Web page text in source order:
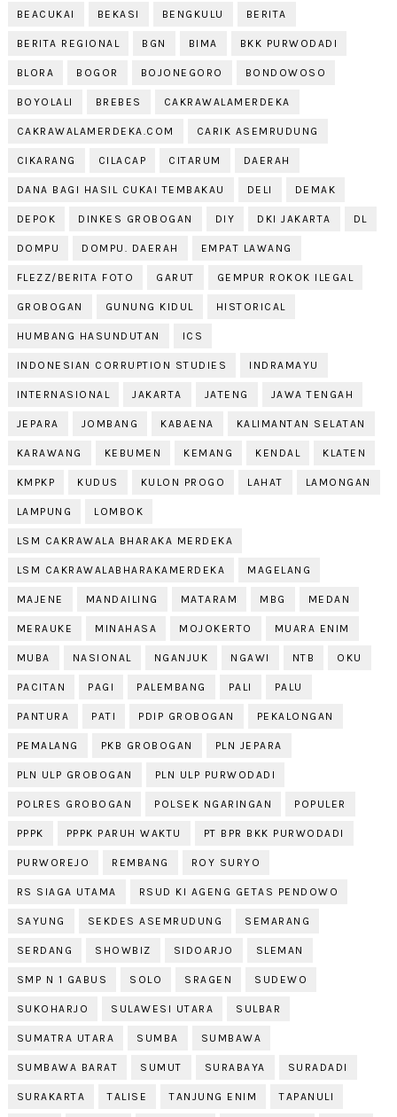
BEACUKAI BEKASI BENGKULU BERITA
BERITA REGIONAL BGN BIMA BKK PURWODADI
BLORA BOGOR BOJONEGORO BONDOWOSO
BOYOLALI BREBES CAKRAWALAMERDEKA
CAKRAWALAMERDEKA.COM CARIK ASEMRUDUNG
CIKARANG CILACAP CITARUM DAERAH
DANA BAGI HASIL CUKAI TEMBAKAU DELI DEMAK
DEPOK DINKES GROBOGAN DIY DKI JAKARTA DL
DOMPU DOMPU. DAERAH EMPAT LAWANG
FLEZZ/BERITA FOTO GARUT GEMPUR ROKOK ILEGAL
GROBOGAN GUNUNG KIDUL HISTORICAL
HUMBANG HASUNDUTAN ICS
INDONESIAN CORRUPTION STUDIES INDRAMAYU
INTERNASIONAL JAKARTA JATENG JAWA TENGAH
JEPARA JOMBANG KABAENA KALIMANTAN SELATAN
KARAWANG KEBUMEN KEMANG KENDAL KLATEN
KMPKP KUDUS KULON PROGO LAHAT LAMONGAN
LAMPUNG LOMBOK
LSM CAKRAWALA BHARAKA MERDEKA
LSM CAKRAWALABHARAKAMERDEKA MAGELANG
MAJENE MANDAILING MATARAM MBG MEDAN
MERAUKE MINAHASA MOJOKERTO MUARA ENIM
MUBA NASIONAL NGANJUK NGAWI NTB OKU
PACITAN PAGI PALEMBANG PALI PALU
PANTURA PATI PDIP GROBOGAN PEKALONGAN
PEMALANG PKB GROBOGAN PLN JEPARA
PLN ULP GROBOGAN PLN ULP PURWODADI
POLRES GROBOGAN POLSEK NGARINGAN POPULER
PPPK PPPK PARUH WAKTU PT BPR BKK PURWODADI
PURWOREJO REMBANG ROY SURYO
RS SIAGA UTAMA RSUD KI AGENG GETAS PENDOWO
SAYUNG SEKDES ASEMRUDUNG SEMARANG
SERDANG SHOWBIZ SIDOARJO SLEMAN
SMP N 1 GABUS SOLO SRAGEN SUDEWO
SUKOHARJO SULAWESI UTARA SULBAR
SUMATRA UTARA SUMBA SUMBAWA
SUMBAWA BARAT SUMUT SURABAYA SURADADI
SURAKARTA TALISE TANJUNG ENIM TAPANULI